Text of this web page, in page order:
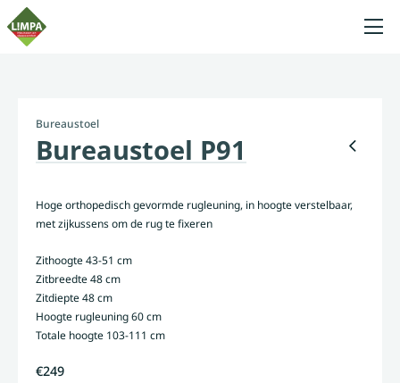
Bureaustoel
Bureaustoel P91
Hoge orthopedisch gevormde rugleuning, in hoogte verstelbaar,
met zijkussens om de rug te fixeren
Zithoogte 43-51 cm
Zitbreedte 48 cm
Zitdiepte 48 cm
Hoogte rugleuning 60 cm
Totale hoogte 103-111 cm
€249